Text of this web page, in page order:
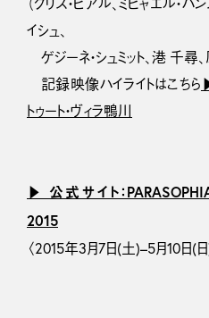
（クリス・ビアル、ミヒャエル・ハ
イシュ、
ゲジーネ・シュミット、港 千
記録映像ハイライトはこちら
トゥート・ヴィラ鴨川
▶ 公式サイト：
2015
〈2015年3月7日(土)–5月10日(日